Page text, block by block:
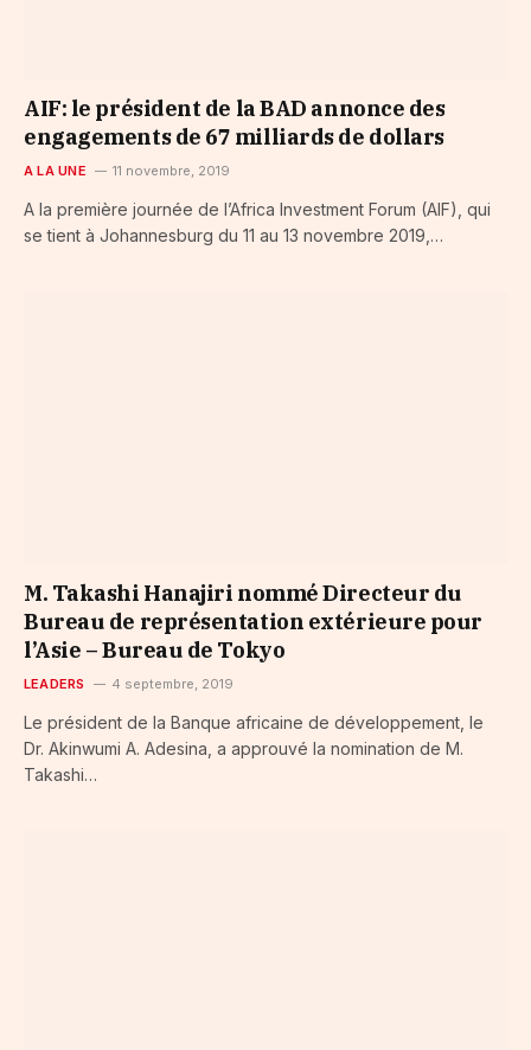
AIF: le président de la BAD annonce des
engagements de 67 milliards de dollars
A LA UNE 11 novembre, 2019
A la première journée de l’Africa Investment Forum (AIF), qui
se tient à Johannesburg du 11 au 13 novembre 2019,…
M. Takashi Hanajiri nommé Directeur du
Bureau de représentation extérieure pour
l’Asie – Bureau de Tokyo
LEADERS 4 septembre, 2019
Le président de la Banque africaine de développement, le
Dr. Akinwumi A. Adesina, a approuvé la nomination de M.
Takashi…